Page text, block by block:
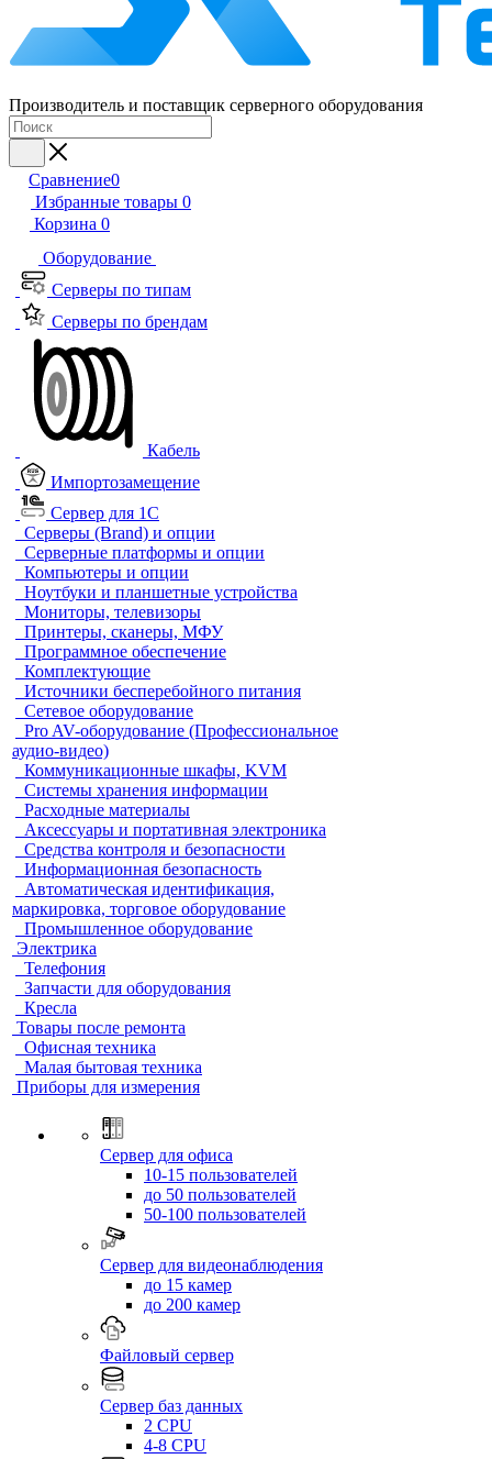
Производитель и поставщик серверного оборудования
Сравнение0
Избранные товары 0
Корзина 0
Оборудование
Серверы по типам
Серверы по брендам
Кабель
Импортозамещение
Сервер для 1С
Серверы (Brand) и опции
Серверные платформы и опции
Компьютеры и опции
Ноутбуки и планшетные устройства
Мониторы, телевизоры
Принтеры, сканеры, МФУ
Программное обеспечение
Комплектующие
Источники бесперебойного питания
Сетевое оборудование
Pro AV-оборудование (Профессиональное
аудио-видео)
Коммуникационные шкафы, KVM
Системы хранения информации
Расходные материалы
Аксессуары и портативная электроника
Средства контроля и безопасности
Информационная безопасность
Автоматическая идентификация,
маркировка, торговое оборудование
Промышленное оборудование
Электрика
Телефония
Запчасти для оборудования
Кресла
Товары после ремонта
Офисная техника
Малая бытовая техника
Приборы для измерения
Сервер для офиса
10-15 пользователей
до 50 пользователей
50-100 пользователей
Сервер для видеонаблюдения
до 15 камер
до 200 камер
Файловый сервер
Сервер баз данных
2 CPU
4-8 CPU